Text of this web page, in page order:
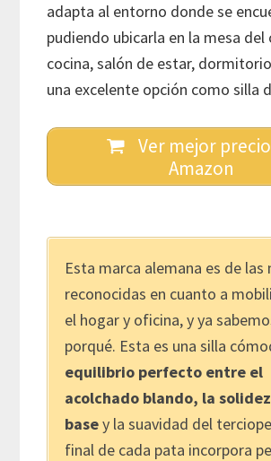
adapta al entorno donde se
pudiendo ubicarla en la mesa del
cocina, salón de estar,
una excelente opción como silla
Ver mejor
Amazon
Esta marca alemana es de las
reconocidas en cuanto a
el hogar y oficina, y ya
porqué. Esta es una silla
equilibrio perfecto entre el
acolchado blando, la
basey la suavidad del
final de cada pata incorpora